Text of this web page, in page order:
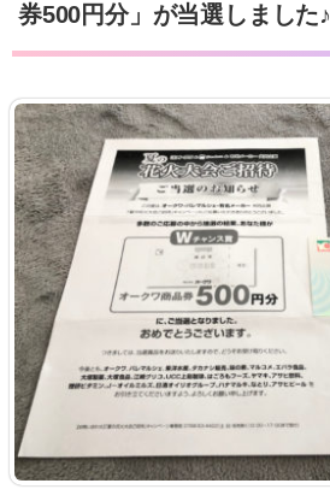
券500円分」が当選しました♪